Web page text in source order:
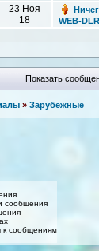
23 Ноя
18
WEB-
Показать
» Зарубежные
сообщения
к сообщениям